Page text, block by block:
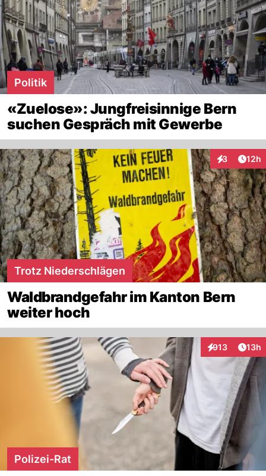
Politik
«Zuelose»: Jungfreisinnige Bern
suchen Gespräch mit Gewerbe
3
Interaktionen
12h
Trotz Niederschlägen
Waldbrandgefahr im Kanton Bern
weiter hoch
913
Interaktionen
13h
Polizei-Rat